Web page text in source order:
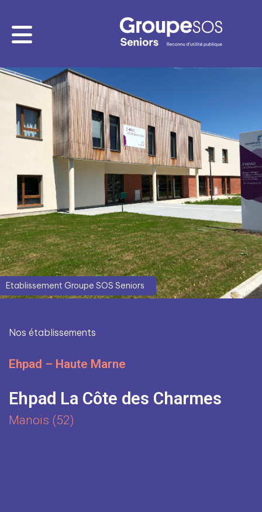
Nos établissements
Ehpad – Haute Marne
Ehpad La Côte des Charmes
Manois (52)
Etablissement Groupe SOS Seniors